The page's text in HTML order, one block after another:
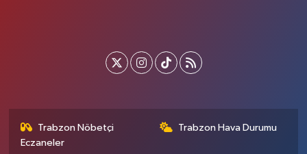
Trabzon Nöbetçi
Eczaneler
Trabzon Hava Durumu